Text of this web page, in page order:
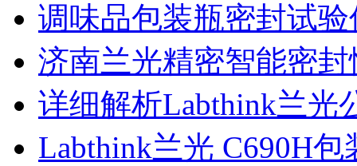
调味品包装瓶密封试
济南兰光精密智能密
详细解析Labthink兰光
Labthink兰光 C690H